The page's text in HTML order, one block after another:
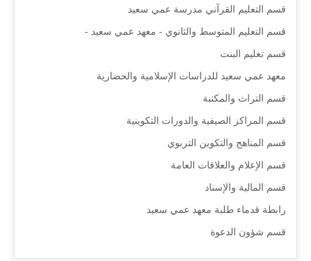
قسم التعليم القرآني مدرسة عمي سعيد
قسم التعليم المتوسط والثانوي - معهد عمي سعيد -
قسم تعليم البنت
معهد عمي سعيد للدراسات الإسلامية والحضارية
قسم التراث والمكتبة
قسم المراكز الصيفية والدورات التكوينية
قسم المناهج والتكوين التربوي
قسم الإعلام والعلاقات العامة
قسم المالية والإسناد
رابطة قدماء طلبة معهد عمي سعيد
قسم شؤون الدعوة